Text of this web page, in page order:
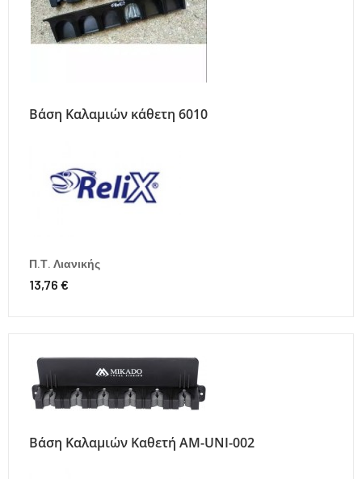
Βάση Καλαμιών κάθετη 6010
Π.Τ. Λιανικής
13,76 €
Βάση Καλαμιών Καθετή AM-UNI-002